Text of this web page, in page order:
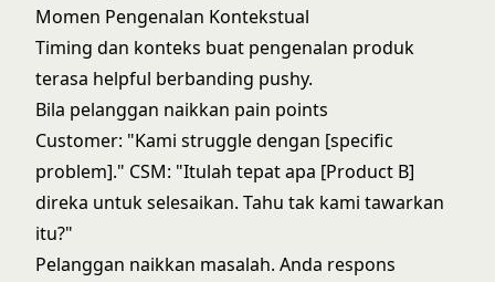
Momen Pengenalan Kontekstual
Timing dan konteks buat pengenalan produk
terasa helpful berbanding pushy.
Bila pelanggan naikkan pain points
Customer: "Kami struggle dengan [specific
problem]." CSM: "Itulah tepat apa [Product B]
direka untuk selesaikan. Tahu tak kami tawarkan
itu?"
Pelanggan naikkan masalah. Anda respons